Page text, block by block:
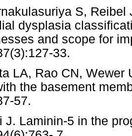
S,
dysplasia
and scope for
33.
LA, Rao CN, Wewer
the basement
57.
J. Laminin-5 in the